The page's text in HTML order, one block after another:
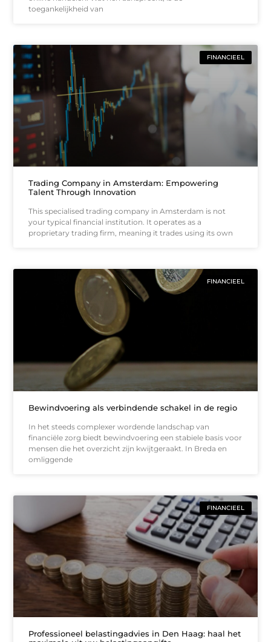
toegankelijkheid van
FINANCIEEL
Trading Company in Amsterdam: Empowering
Talent Through Innovation
This specialised trading company in Amsterdam is not
your typical financial institution. It operates as a
proprietary trading firm, meaning it trades using its own
FINANCIEEL
Bewindvoering als verbindende schakel in de regio
In het steeds complexer wordende landschap van
financiële zorg biedt bewindvoering een stabiele basis voor
mensen die het overzicht zijn kwijtgeraakt. In Breda en
omliggende
FINANCIEEL
Professioneel belastingadvies in Den Haag: haal het